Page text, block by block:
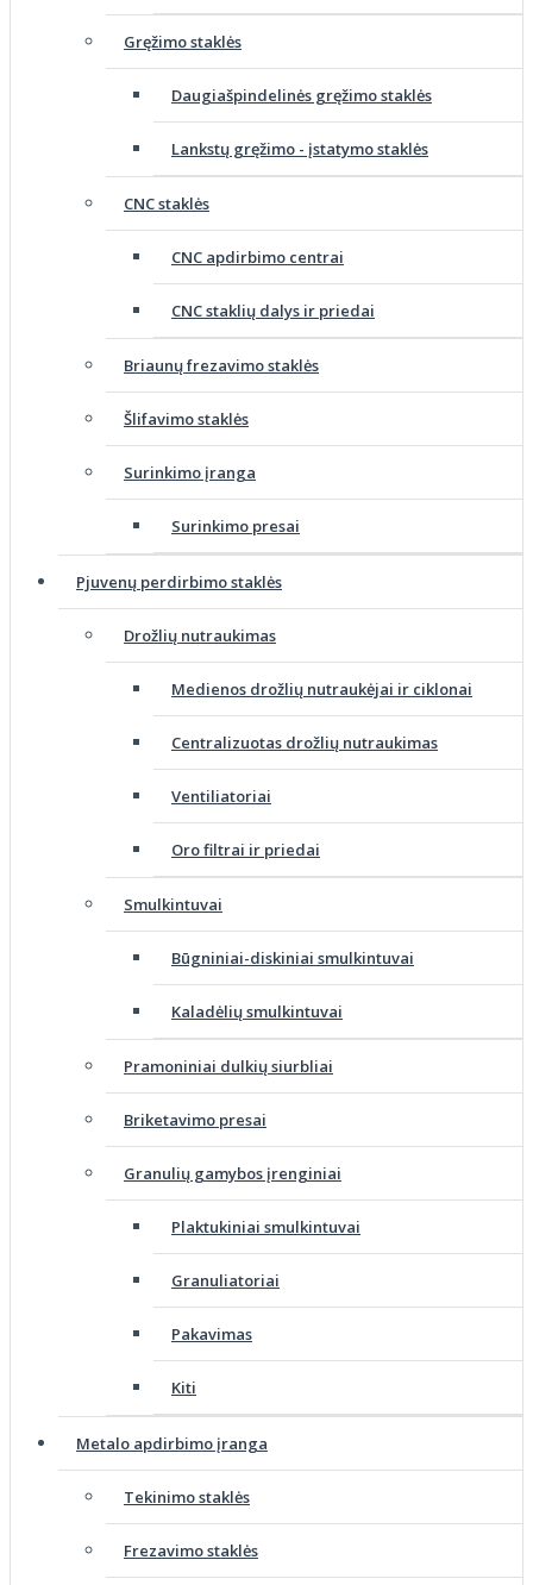
Gręžimo staklės
Daugiašpindelinės gręžimo staklės
Lankstų gręžimo - įstatymo staklės
CNC staklės
CNC apdirbimo centrai
CNC staklių dalys ir priedai
Briaunų frezavimo staklės
Šlifavimo staklės
Surinkimo įranga
Surinkimo presai
Pjuvenų perdirbimo staklės
Drožlių nutraukimas
Medienos drožlių nutraukėjai ir ciklonai
Centralizuotas drožlių nutraukimas
Ventiliatoriai
Oro filtrai ir priedai
Smulkintuvai
Būgniniai-diskiniai smulkintuvai
Kaladėlių smulkintuvai
Pramoniniai dulkių siurbliai
Briketavimo presai
Granulių gamybos įrenginiai
Plaktukiniai smulkintuvai
Granuliatoriai
Pakavimas
Kiti
Metalo apdirbimo įranga
Tekinimo staklės
Frezavimo staklės